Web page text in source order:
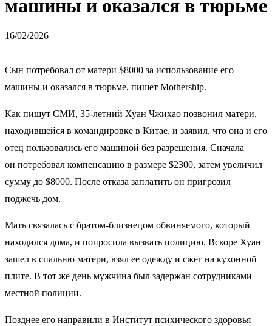
машины и оказался в тюрьме
16/02/2026
Сын потребовал от матери $8000 за использование его
машины и оказался в тюрьме, пишет Mothership.
Как пишут СМИ, 35-летний Хуан Чжихао позвонил матери,
находившейся в командировке в Китае, и заявил, что она и его
отец пользовались его машиной без разрешения. Сначала
он потребовал компенсацию в размере $2300, затем увеличил
сумму до $8000. После отказа заплатить он пригрозил
поджечь дом.
Мать связалась с братом-близнецом обвиняемого, который
находился дома, и попросила вызвать полицию. Вскоре Хуан
зашел в спальню матери, взял ее одежду и сжег на кухонной
плите. В тот же день мужчина был задержан сотрудниками
местной полиции.
Позднее его направили в Институт психического здоровья